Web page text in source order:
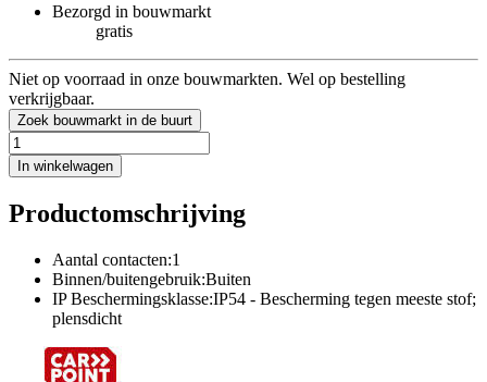
Bezorgd in bouwmarkt
gratis
Niet op voorraad in onze bouwmarkten. Wel op bestelling
verkrijgbaar.
Zoek bouwmarkt in de buurt
In winkelwagen
Productomschrijving
Aantal contacten:1
Binnen/buitengebruik:Buiten
IP Beschermingsklasse:IP54 - Bescherming tegen meeste stof;
plensdicht